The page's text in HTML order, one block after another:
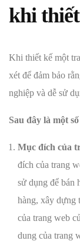
khi
Khi thiết kế một
xét để đảm bảo
nghiệp và dễ sử
Sau đây là một
Mục đích của
đích của trang
sử dụng để bán
hàng, xây dựng
của trang web
dung của trang